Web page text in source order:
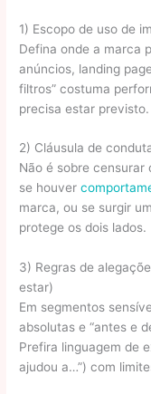
1) Escopo de uso de
Defina onde a marca
anúncios, landing
filtros” costuma
precisa estar previsto.
2) Cláusula de
Não é sobre censurar
se houver
marca, ou se surgir
protege os dois lados.
3) Regras de
estar)
Em segmentos
absolutas e “antes e
Prefira linguagem de
ajudou a…”) com